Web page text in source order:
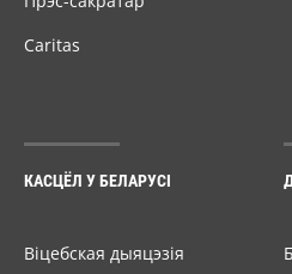
Caritas
КАСЦЁЛ У БЕЛАРУСІ
Віцебская дыяцэзія